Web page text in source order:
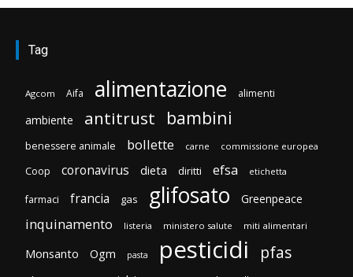
Tag
Agcom Aifa alimentazione alimenti
ambiente antitrust bambini
benessere animale bollette carne commissione europea
Coop coronavirus dieta diritti efsa etichetta
farmaci francia gas glifosato Greenpeace
inquinamento listeria ministero salute miti alimentari
Monsanto Ogm pasta pesticidi pfas